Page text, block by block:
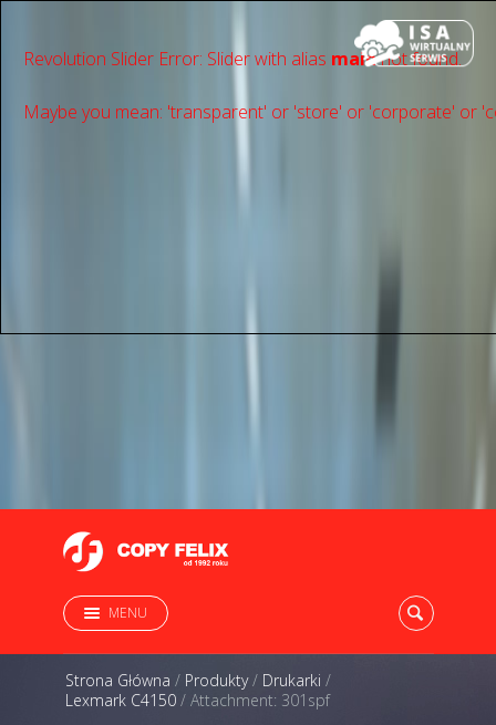
Revolution Slider Error: Slider with alias mainnot found.
Maybe you mean: 'transparent' or 'store' or 'сorporate' or
MENU
Strona Główna / Produkty/ Drukarki /
Lexmark C4150 / Attachment: 301spf